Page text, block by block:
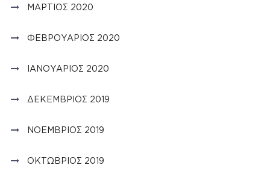
ΜΆΡΤΙΟΣ 2020
ΦΕΒΡΟΥΆΡΙΟΣ 2020
ΙΑΝΟΥΆΡΙΟΣ 2020
ΔΕΚΈΜΒΡΙΟΣ 2019
ΝΟΈΜΒΡΙΟΣ 2019
ΟΚΤΏΒΡΙΟΣ 2019